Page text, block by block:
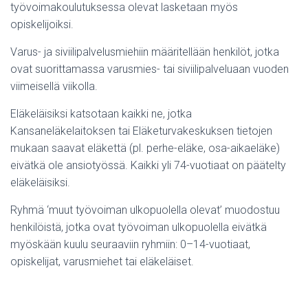
työvoimakoulutuksessa olevat lasketaan myös
opiskelijoiksi.
Varus- ja siviilipalvelusmiehiin määritellään henkilöt, jotka
ovat suorittamassa varusmies- tai siviilipalveluaan vuoden
viimeisellä viikolla.
Eläkeläisiksi katsotaan kaikki ne, jotka
Kansaneläkelaitoksen tai Eläketurvakeskuksen tietojen
mukaan saavat eläkettä (pl. perhe-eläke, osa-aikaeläke)
eivätkä ole ansiotyössä. Kaikki yli 74-vuotiaat on päätelty
eläkeläisiksi.
Ryhmä ‘muut työvoiman ulkopuolella olevat’ muodostuu
henkilöistä, jotka ovat työvoiman ulkopuolella eivätkä
myöskään kuulu seuraaviin ryhmiin: 0–14-vuotiaat,
opiskelijat, varusmiehet tai eläkeläiset.